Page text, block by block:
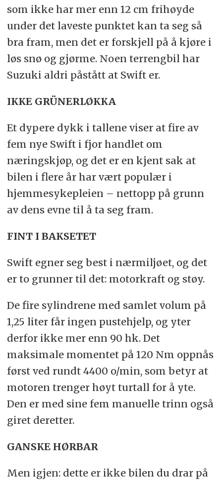
som ikke har mer enn 12 cm frihøyde
under det laveste punktet kan ta seg så
bra fram, men det er forskjell på å kjøre i
løs snø og gjørme. Noen terrengbil har
Suzuki aldri påstått at Swift er.
IKKE GRÜNERLØKKA
Et dypere dykk i tallene viser at fire av
fem nye Swift i fjor handlet om
næringskjøp, og det er en kjent sak at
bilen i flere år har vært populær i
hjemmesykepleien – nettopp på grunn
av dens evne til å ta seg fram.
FINT I BAKSETET
Swift egner seg best i nærmiljøet, og det
er to grunner til det: motorkraft og støy.
De fire sylindrene med samlet volum på
1,25 liter får ingen pustehjelp, og yter
derfor ikke mer enn 90 hk. Det
maksimale momentet på 120 Nm oppnås
først ved rundt 4400 o/min, som betyr at
motoren trenger høyt turtall for å yte.
Den er med sine fem manuelle trinn også
giret deretter.
GANSKE HØRBAR
Men igjen: dette er ikke bilen du drar på